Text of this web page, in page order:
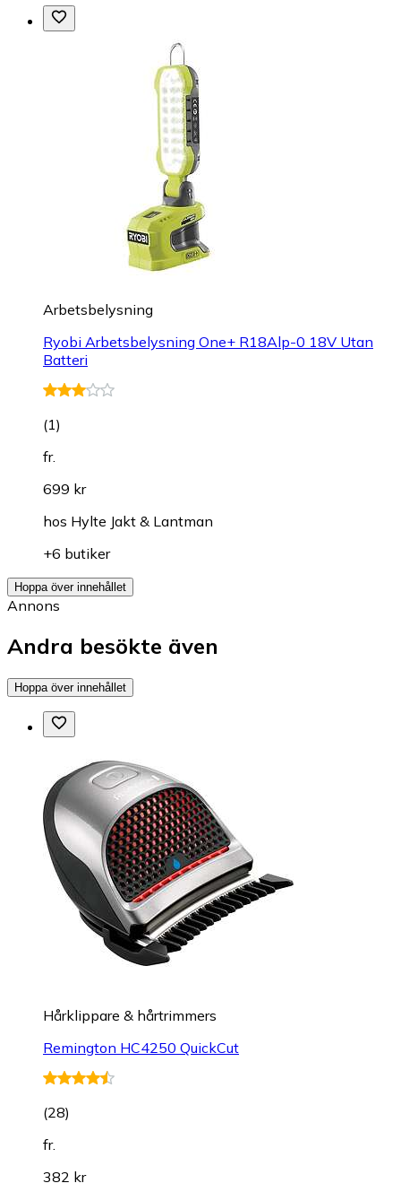
Arbetsbelysning
Ryobi Arbetsbelysning One+ R18Alp-0 18V Utan
Batteri
(1)
fr.
699 kr
hos Hylte Jakt & Lantman
+6 butiker
Hoppa över innehållet
Annons
Andra besökte även
Hoppa över innehållet
Hårklippare & hårtrimmers
Remington HC4250 QuickCut
(28)
fr.
382 kr